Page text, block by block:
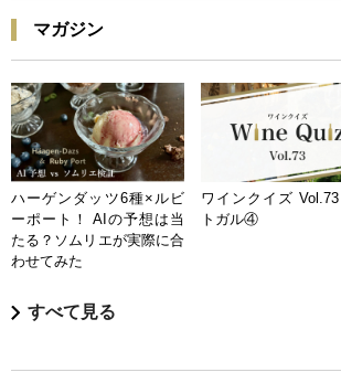
マガジン
ハーゲンダッツ6種×ルビ
ーポート！ AIの予想は当
たる？ソムリエが実際に合
わせてみた
ワインクイズ
トガル④
すべて見る